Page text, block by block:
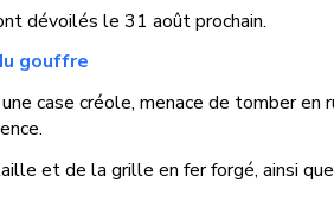
dévoilés le 31 août prochain.
gouffre
case créole, menace de tomber en
et de la grille en fer forgé, ainsi